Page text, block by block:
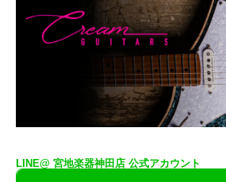
LINE@ 宮地楽器神田店 公式アカウント